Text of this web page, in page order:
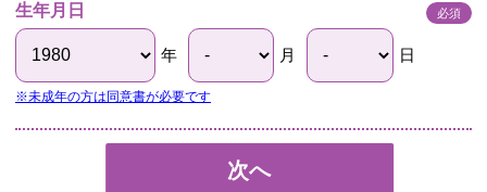
生年月日 必須
年 月 日
※未成年の方は同意書が必要です
次へ